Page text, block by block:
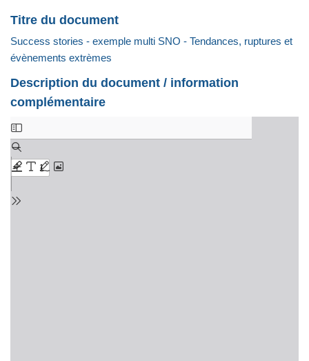
Titre du document
Success stories - exemple multi SNO - Tendances, ruptures et
évènements extrèmes
Description du document / information
complémentaire